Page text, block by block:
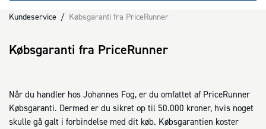
Kundeservice / Købsgaranti fra PriceRunner
Købsgaranti fra PriceRunner
Når du handler hos Johannes Fog, er du omfattet af PriceRunner
Købsgaranti. Dermed er du sikret op til 50.000 kroner, hvis noget
skulle gå galt i forbindelse med dit køb. Købsgarantien koster